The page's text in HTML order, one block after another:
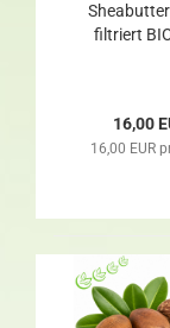
filtriert
16,00
16,00 EUR